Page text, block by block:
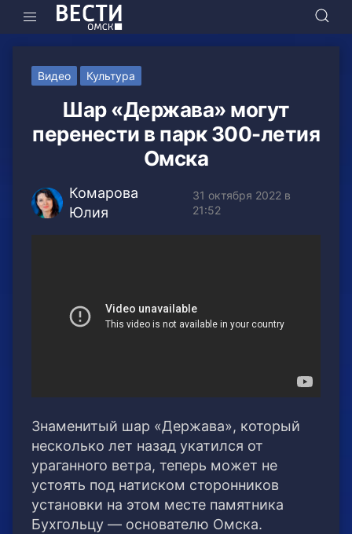
Видео Культура
Шар «Держава» могут
перенести в парк 300-летия
Омска
Комарова
Юлия
31 октября 2022 в
21:52
Знаменитый шар «Держава», который
несколько лет назад укатился от
ураганного ветра, теперь может не
устоять под натиском сторонников
установки на этом месте памятника
Бухгольцу — основателю Омска.